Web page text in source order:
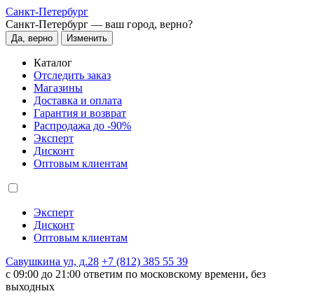
Санкт-Петербург
Санкт-Петербург — ваш город, верно?
Да, верно Изменить
Каталог
Отследить заказ
Магазины
Доставка и оплата
Гарантия и возврат
Распродажа до -90%
Эксперт
Дисконт
Оптовым клиентам
Эксперт
Дисконт
Оптовым клиентам
Савушкина ул, д.28 +7 (812) 385 55 39
c 09:00 до 21:00 ответим по московскому времени, без
выходных